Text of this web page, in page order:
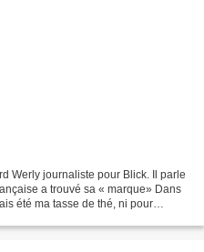
Werly journaliste pour Blick. Il parle
a trouvé sa « marque» Dans
été ma tasse de thé, ni pour